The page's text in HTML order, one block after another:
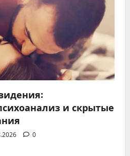
и скрытые
0